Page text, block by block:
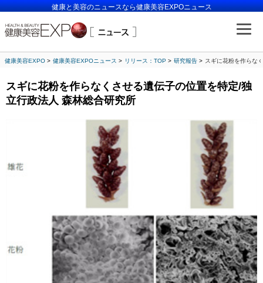
健康と美容のニュースなら健康美容EXPOニュース
健康美容EXPO 健康美容EXPOニュース リリース：TOP 研究報告 スギに花粉を作らな
スギに花粉を作らなくさせる遺伝子の位置を特定/独
立行政法人 森林総合研究所